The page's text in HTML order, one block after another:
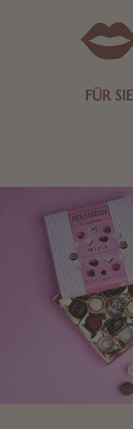
FÜR SIE